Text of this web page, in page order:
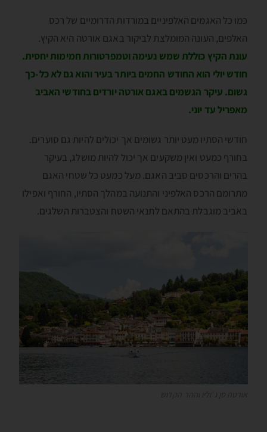
כמו כל האגמים האלפיניים במורדות הדרומיים של רכס
האלפים, העונה המומלצת לביקור באגם אורטה היא הקיץ.
עונת הקיץ כוללת שמש נעימה וטמפרטורות חמימות יחסית.
חודש יולי הוא החודש החמים ביותר בעיר והוא גם לא כל-כך
גשום. עיקר הגשמים באגם אורטה יורדים בחודשי האביב
מאפריל עד יוני.
חודשי הסתיו מעט יותר גשומים אך יכולים להיות גם סוערים.
בחורף כמעט ואין משקעים אך יכול להיות מושלג, בעיקר
בהרים והרכסים סביב האגם. מעל כמעט כל שטחי האגם
מתרומם הרכס האלפיני והתנועה במהלך הסתיו, החורף ואפילו
באביב מוגבלת בהתאם לתנאי השטח והצטברות השלגים.